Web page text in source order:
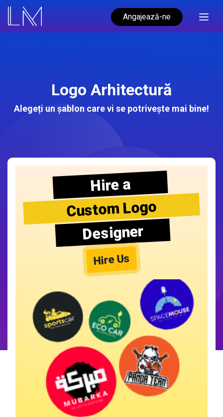
Angajează-ne
Logo Arhitectură
Alegeți un șablon care vi se potrivește mai bine!
Hire a
Custom Logo
Designer
Hire Us